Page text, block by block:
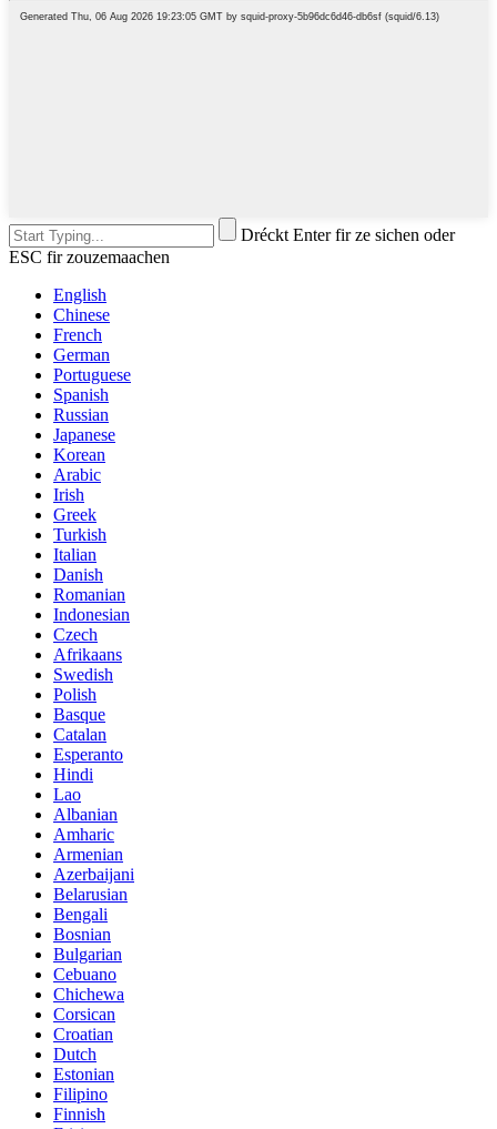
Dréckt Enter fir ze sichen oder
ESC fir zouzemaachen
English
Chinese
French
German
Portuguese
Spanish
Russian
Japanese
Korean
Arabic
Irish
Greek
Turkish
Italian
Danish
Romanian
Indonesian
Czech
Afrikaans
Swedish
Polish
Basque
Catalan
Esperanto
Hindi
Lao
Albanian
Amharic
Armenian
Azerbaijani
Belarusian
Bengali
Bosnian
Bulgarian
Cebuano
Chichewa
Corsican
Croatian
Dutch
Estonian
Filipino
Finnish